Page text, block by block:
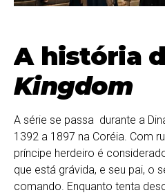
A história
Kingdom
A série se passa durante a
1392 a 1897 na Coréia. Com
príncipe herdeiro é
que está grávida, e seu pai, o
comando. Enquanto tenta